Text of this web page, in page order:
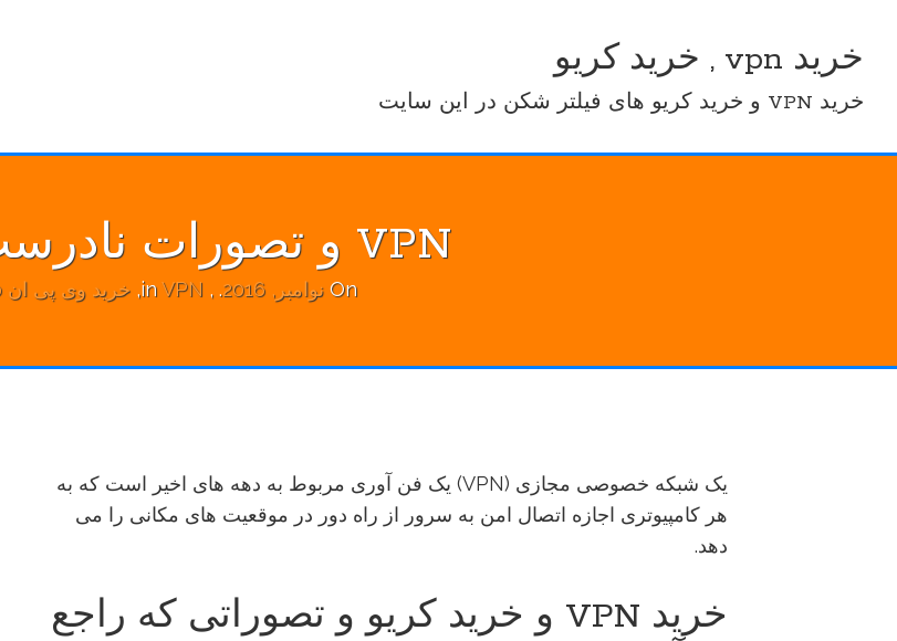
content
خرید vpn , خرید کریو
خرید VPN و خرید کریو های فیلتر شکن در این سایت
VPN و تصورات نادرست شایع
On نوامبر, 2016 .
, in
VPN
,خرید وی پی ان kerio
یک شبکه خصوصی مجازی (VPN) یک فن آوری مربوط به دهه های اخیر است که به
هر کامپیوتری اجازه اتصال امن به سرور از راه دور در موقعیت های مکانی را می
دهد.
خرید VPN و خرید کریو و تصوراتی که راجع